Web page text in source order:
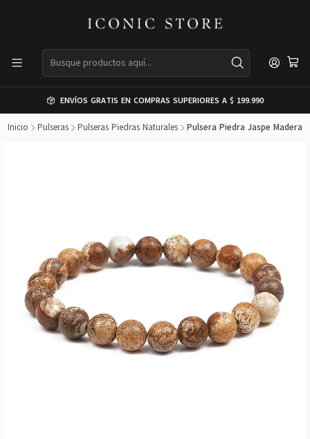
ENVÍOS GRATIS EN COMPRAS SUPERIORES A $ 199.990
Inicio Pulseras Pulseras Piedras Naturales Pulsera Piedra Jaspe Madera